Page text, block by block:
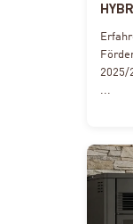
2025/
...